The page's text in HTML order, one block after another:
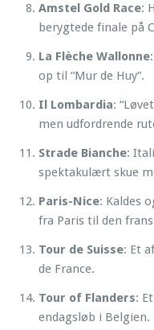
Amstel Gold Race:
berygtede finale på
La Flèche Wallonne
op til “Mur de Huy”.
Il Lombardia:
men udfordrende
Strade Bianche:
spektakulært skue
Paris-Nice: Kaldes
fra Paris til den
Tour de Suisse: Et
de France.
Tour of Flanders:
endagsløb i Belgien.